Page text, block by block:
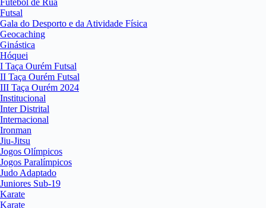
Futebol de Rua
Futsal
Gala do Desporto e da Atividade Física
Geocaching
Ginástica
Hóquei
I Taça Ourém Futsal
II Taça Ourém Futsal
III Taça Ourém 2024
Institucional
Inter Distrital
Internacional
Ironman
Jiu-Jitsu
Jogos Olímpicos
Jogos Paralímpicos
Judo Adaptado
Juniores Sub-19
Karate
Karate